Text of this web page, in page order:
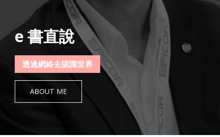
e 書直說
透過網絡去認識世界
ABOUT ME